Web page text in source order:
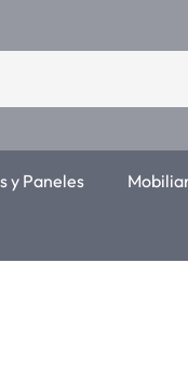
y Paneles